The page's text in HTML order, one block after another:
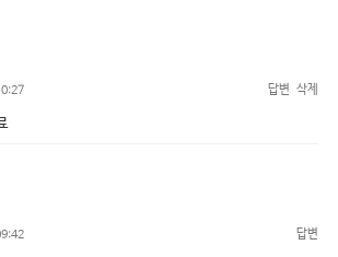
답변 삭제
답변